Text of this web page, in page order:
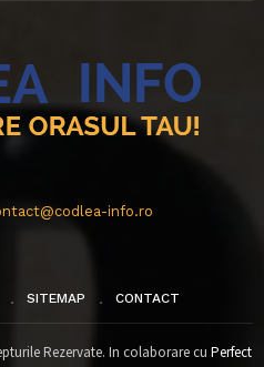
info.ro
SITEMAP CONTACT
Rezervate. In colaborare cu Perfect